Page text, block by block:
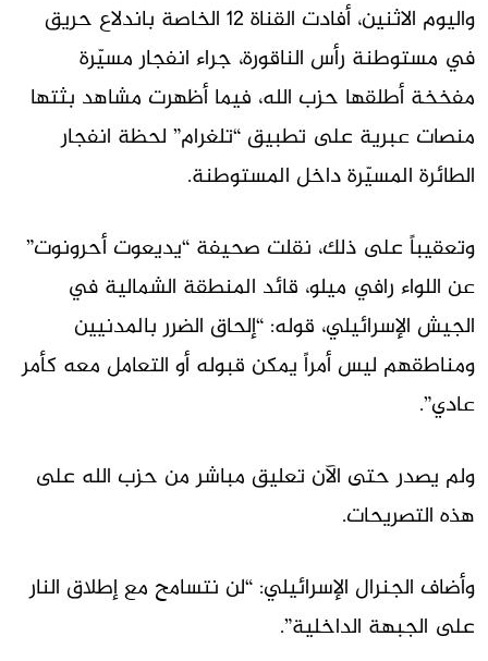
واليوم الاثنين، أفادت القناة 12 الخاصة باندلاع حريق
في مستوطنة رأس الناقورة، جراء انفجار مسيّرة
مفخخة أطلقها حزب الله، فيما أظهرت مشاهد بثتها
منصات عبرية على تطبيق “تلغرام” لحظة انفجار
الطائرة المسيّرة داخل المستوطنة.
وتعقيباً على ذلك، نقلت صحيفة “يديعوت أحرونوت”
عن اللواء رافي ميلو، قائد المنطقة الشمالية في
الجيش الإسرائيلي، قوله: “إلحاق الضرر بالمدنيين
ومناطقهم ليس أمراً يمكن قبوله أو التعامل معه كأمر
عادي”.
ولم يصدر حتى الآن تعليق مباشر من حزب الله على
هذه التصريحات.
وأضاف الجنرال الإسرائيلي: “لن نتسامح مع إطلاق النار
على الجبهة الداخلية”.